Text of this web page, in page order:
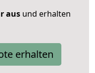
aus und erhalten
erhalten